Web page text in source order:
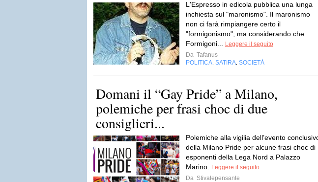
L'Espresso in edicola pubblica una lunga
inchiesta sul "maronismo". Il maronismo
non ci farà rimpiangere certo il
"formigonismo"; ma considerando che
Formigoni...
Leggere il seguito
Da Tafanus
POLITICA SATIRA SOCIETÀ
Domani il “Gay Pride” a Milano,
polemiche per frasi choc di due
consiglieri...
Polemiche alla vigilia dell’evento
della Milano Pride per alcune frasi choc di
esponenti della Lega Nord a Palazzo
Marino.
Leggere il seguito
Da Stivalepensante